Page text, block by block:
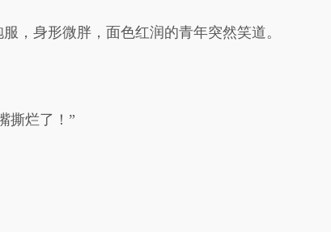
，身形微胖，面色红润的青年突然笑道。
撕烂了！”